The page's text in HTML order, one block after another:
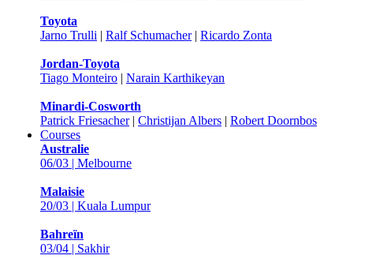
Toyota
Jarno Trulli | Ralf Schumacher| Ricardo Zonta
Jordan-Toyota
Tiago Monteiro | Narain Karthikeyan
Minardi-Cosworth
Patrick Friesacher| Christijan Albers | Robert Doornbos
Courses
Australie
06/03 | Melbourne
Malaisie
20/03 | Kuala Lumpur
Bahreïn
03/04 | Sakhir